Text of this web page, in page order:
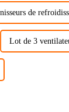
de
Lot de 3